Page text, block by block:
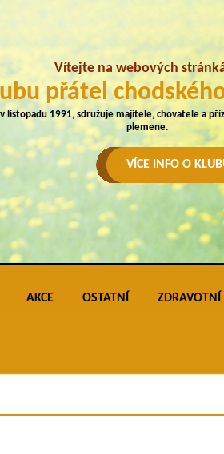
Vítejte na webových
přátel
v listopadu 1991, sdružuje majitele, chovatele a
plemene.
VÍCE INFO O
galerie úspěšných
Krása a výkon
- Krása
- Výkon
AKCE
Chodský pes ve výkonu
OSTATNÍ
Evidence KL
ZDRAVOTNÍ